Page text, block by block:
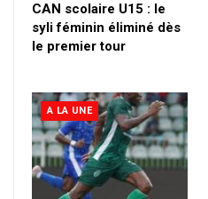
CAN scolaire U15 : le
syli féminin éliminé dès
le premier tour
A LA UNE